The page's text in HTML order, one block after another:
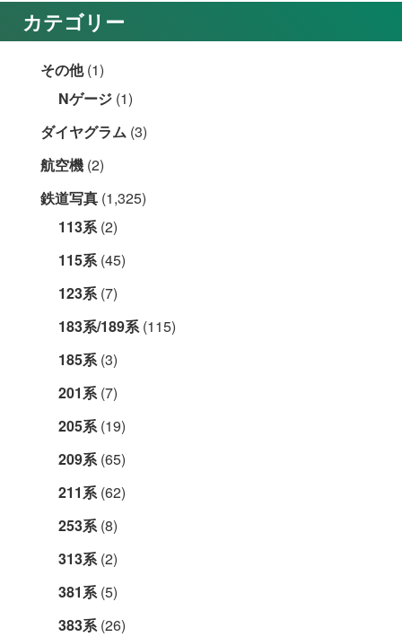
カテゴリー
その他(1)
Nゲージ (1)
ダイヤグラム (3)
航空機 (2)
鉄道写真 (1,325)
113系(2)
115系(45)
123系(7)
183系/189系(115)
185系(3)
201系(7)
205系(19)
209系(65)
211系(62)
253系(8)
313系(2)
381系(5)
383系(26)